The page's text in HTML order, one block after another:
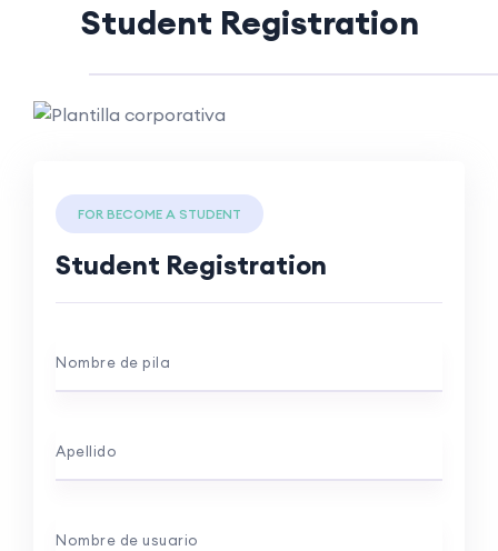
Student Registration
FOR BECOME A STUDENT
Student Registration
Nombre de pila
Apellido
Nombre de usuario